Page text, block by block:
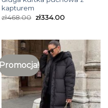
kapturem
zł468.00 zł334.00
Promocja!